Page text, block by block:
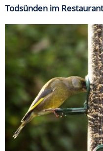
Todsünden im Restaurant